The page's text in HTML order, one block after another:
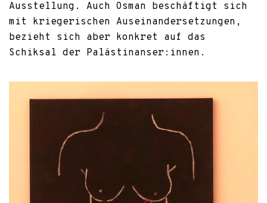
Ausstellung. Auch Osman beschäftigt sich
mit kriegerischen Auseinandersetzungen,
bezieht sich aber konkret auf das
Schiksal der Palästinanser:innen.